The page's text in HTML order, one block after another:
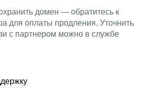
домен — обратитесь к
для оплаты продления. Уточнить
с партнером можно в службе